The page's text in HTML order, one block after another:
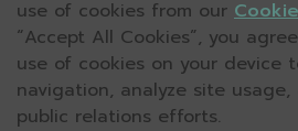
use of cookies from our
“Accept All Cookies”, you
use of cookies on your device
navigation, analyze site
public relations efforts.